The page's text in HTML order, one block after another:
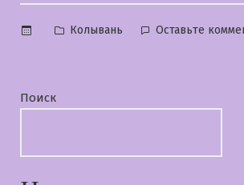
Опубликовано
Колывань Оставьте
Поиск